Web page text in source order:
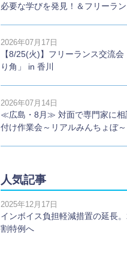
必要な学びを発見！＆フリーラ
2026年07月17日
【8/25(火)】フリーランス交流
り角」 in 香川
2026年07月14日
≪広島・8月≫ 対面で専門家に相
付け作業会～リアルみんちょぼ～
人気記事
2025年12月17日
インボイス負担軽減措置の延長
割特例へ